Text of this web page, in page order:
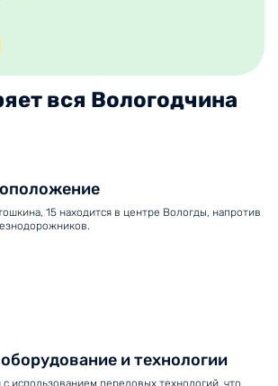
вся Вологодчина
15 находится в центре Вологды, напротив
и технологии
использованием передовых технологий, что